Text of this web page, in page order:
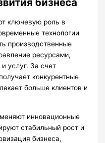
ключевую роль в
технологии
производственные
ресурсами,
услуг. За счет
конкурентные
больше клиентов и
инновационные
стабильный рост и
бизнеса,